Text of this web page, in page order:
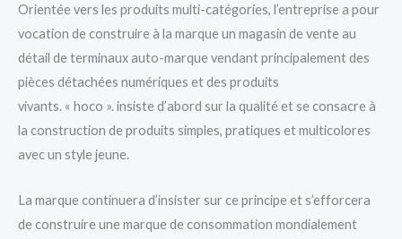
Orientée vers les produits multi-catégories, l’entreprise a pour
vocation de construire à la marque un magasin de vente au
détail de terminaux auto-marque vendant principalement des
pièces détachées numériques et des produits
vivants. « hoco ». insiste d’abord sur la qualité et se consacre à
la construction de produits simples, pratiques et multicolores
avec un style jeune.
La marque continuera d’insister sur ce principe et s’efforcera
de construire une marque de consommation mondialement